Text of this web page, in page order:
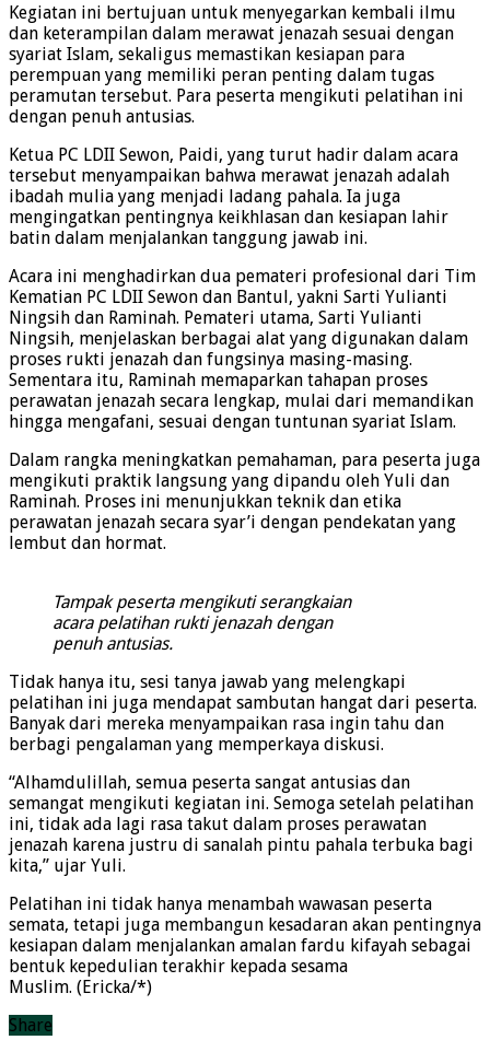
Kegiatan ini bertujuan untuk menyegarkan kembali ilmu
dan keterampilan dalam merawat jenazah sesuai dengan
syariat Islam, sekaligus memastikan kesiapan para
perempuan yang memiliki peran penting dalam tugas
peramutan tersebut. Para peserta mengikuti pelatihan ini
dengan penuh antusias.
Ketua PC LDII Sewon, Paidi, yang turut hadir dalam acara
tersebut menyampaikan bahwa merawat jenazah adalah
ibadah mulia yang menjadi ladang pahala. Ia juga
mengingatkan pentingnya keikhlasan dan kesiapan lahir
batin dalam menjalankan tanggung jawab ini.
Acara ini menghadirkan dua pemateri profesional dari Tim
Kematian PC LDII Sewon dan Bantul, yakni Sarti Yulianti
Ningsih dan Raminah. Pemateri utama, Sarti Yulianti
Ningsih, menjelaskan berbagai alat yang digunakan dalam
proses rukti jenazah dan fungsinya masing-masing.
Sementara itu, Raminah memaparkan tahapan proses
perawatan jenazah secara lengkap, mulai dari memandikan
hingga mengafani, sesuai dengan tuntunan syariat Islam.
Dalam rangka meningkatkan pemahaman, para peserta juga
mengikuti praktik langsung yang dipandu oleh Yuli dan
Raminah. Proses ini menunjukkan teknik dan etika
perawatan jenazah secara syar’i dengan pendekatan yang
lembut dan hormat.
Tampak peserta mengikuti serangkaian
acara pelatihan rukti jenazah dengan
penuh antusias.
Tidak hanya itu, sesi tanya jawab yang melengkapi
pelatihan ini juga mendapat sambutan hangat dari peserta.
Banyak dari mereka menyampaikan rasa ingin tahu dan
berbagi pengalaman yang memperkaya diskusi.
“Alhamdulillah, semua peserta sangat antusias dan
semangat mengikuti kegiatan ini. Semoga setelah pelatihan
ini, tidak ada lagi rasa takut dalam proses perawatan
jenazah karena justru di sanalah pintu pahala terbuka bagi
kita,” ujar Yuli.
Pelatihan ini tidak hanya menambah wawasan peserta
semata, tetapi juga membangun kesadaran akan pentingnya
kesiapan dalam menjalankan amalan fardu kifayah sebagai
bentuk kepedulian terakhir kepada sesama
Muslim. (Ericka/*)
Share